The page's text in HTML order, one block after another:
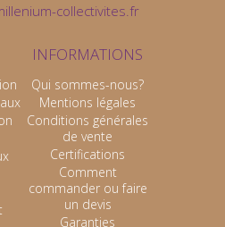
collectivites.fr
INFORMATIONS
Qui sommes-nous?
Mentions légales
Conditions générales
de vente
Certifications
Comment
commander ou faire
un devis
Garanties